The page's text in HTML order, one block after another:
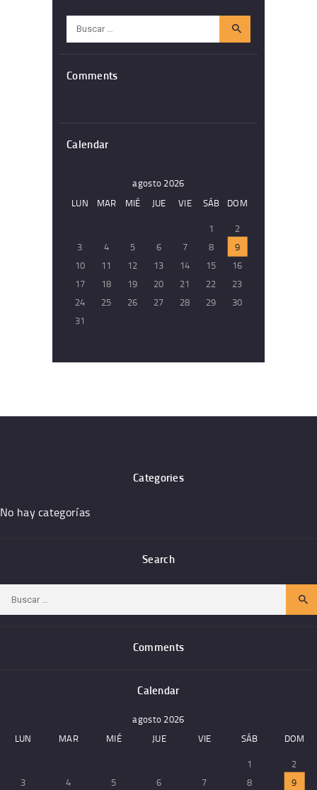
Comments
Calendar
agosto 2026
LUN
MAR MIÉ JUE VIE SÁB
DOM
1
2
3
4 5 6 7 8
9
10
11 12 13 14 15
16
17
18 19 20 21 22
23
24
25 26 27 28 29
30
31
Categories
No hay categorías
Search
Comments
Calendar
agosto 2026
LUN
MAR MIÉ JUE VIE SÁB
DOM
1
2
3
4 5 6 7 8 9